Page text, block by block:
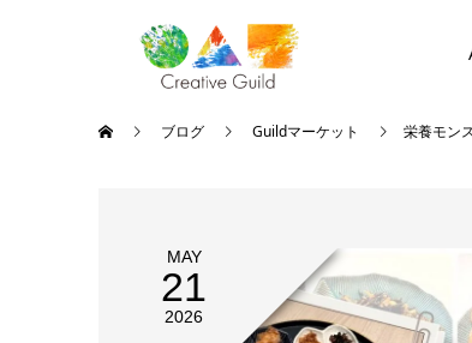
ブログ Guildマーケット 栄養モン
MAY
21
2026